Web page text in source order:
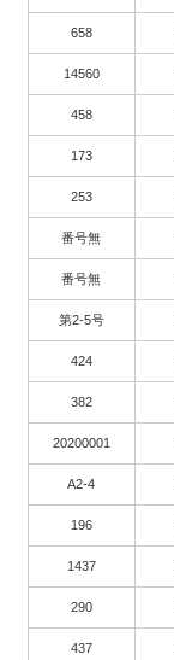
658
14560
458
173
253
番号無
番号無
第2-5号
424
382
20200001
A2-4
196
1437
290
437